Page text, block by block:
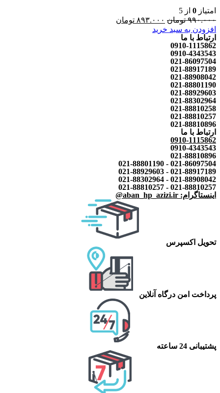
امتیاز 0 از 5
۹۹۰.۰۰۰ تومان ۸۹۳.۰۰۰ تومان
افزودن به سبد خرید
ارتباط با ما
0910-1115862
0910-4343543
021-86097504
021-88917189
021-88908042
021-88801190
021-88929603
021-88302964
021-88810258
021-88810257
021-88810896
ارتباط با ما
0910-1115862
0910-4343543
021-88810896
021-86097504 - 021-88801190
021-88917189 - 021-88929603
021-88908042 - 021-88302964
021-88810257 - 021-88810257
اینستاگرام: aban_hp_azizi.ir@
تحویل اکسپرس
پرداخت امن درگاه آنلاین
پشتیبانی 24 ساعته